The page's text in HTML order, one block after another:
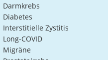
Darmkrebs
Diabetes
Interstitielle Zystitis
Long-COVID
Migräne